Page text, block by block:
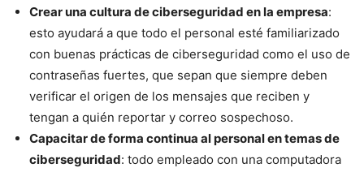
Crear una cultura de ciberseguridad en la empresa:
esto ayudará a que todo el personal esté familiarizado
con buenas prácticas de ciberseguridad como el uso de
contraseñas fuertes, que sepan que siempre deben
verificar el origen de los mensajes que reciben y
tengan a quién reportar y correo sospechoso.
Capacitar de forma continua al personal en temas de
ciberseguridad: todo empleado con una computadora